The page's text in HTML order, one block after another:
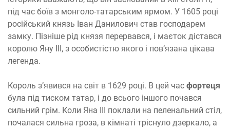
під час боїв з монголо-татарським ярмом. У 1605 році
російський князь Іван Данилович став господарем
замку. Пізніше рід князя перервався, і маєток дістався
королю Яну III, з особистістю якого і пов’язана цікава
легенда.
Король з’явився на світ в 1629 році. В цей час фортеця
була під тиском татар, і до всього іншого почався
сильний грім. Коли Яна III поклали на пеленальний стіл,
почалася сильна гроза, в кімнаті тріснуло дзеркало, а